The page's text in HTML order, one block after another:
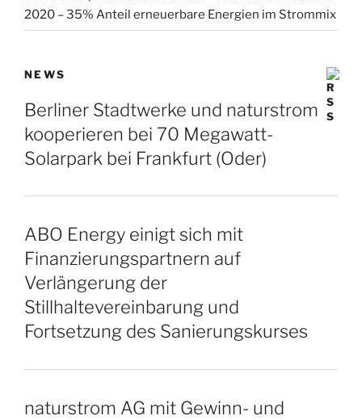
2020 – 35% Anteil erneuerbare Energien im Strommix
NEWS
Berliner Stadtwerke und naturstrom
kooperieren bei 70 Megawatt-
Solarpark bei Frankfurt (Oder)
ABO Energy einigt sich mit
Finanzierungspartnern auf
Verlängerung der
Stillhaltevereinbarung und
Fortsetzung des Sanierungskurses
naturstrom AG mit Gewinn- und